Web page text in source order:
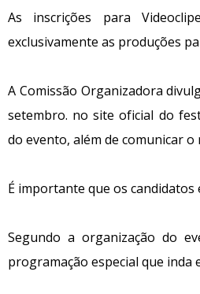
As inscrições para
exclusivamente as produções
A Comissão Organizadora
setembro. no site oficial do
do evento, além de comunicar
É importante que os
Segundo a organização do
programação especial que inda